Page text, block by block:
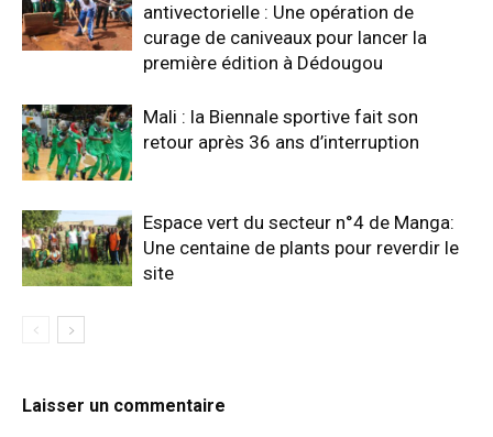
antivectorielle : Une opération de
curage de caniveaux pour lancer la
première édition à Dédougou
Mali : la Biennale sportive fait son
retour après 36 ans d’interruption
Espace vert du secteur n°4 de Manga:
Une centaine de plants pour reverdir le
site
Laisser un commentaire